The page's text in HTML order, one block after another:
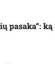
pasaka“: ką